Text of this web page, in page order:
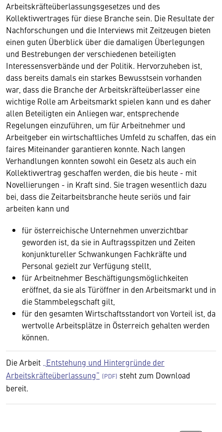
Arbeitskräfteüberlassungsgesetzes und des
Kollektivvertrages für diese Branche sein. Die Resultate der
Nachforschungen und die Interviews mit Zeitzeugen bieten
einen guten Überblick über die damaligen Überlegungen
und Bestrebungen der verschiedenen beteiligten
Interessensverbände und der Politik. Hervorzuheben ist,
dass bereits damals ein starkes Bewusstsein vorhanden
war, dass die Branche der Arbeitskräfteüberlasser eine
wichtige Rolle am Arbeitsmarkt spielen kann und es daher
allen Beteiligten ein Anliegen war, entsprechende
Regelungen einzuführen, um für Arbeitnehmer und
Arbeitgeber ein wirtschaftliches Umfeld zu schaffen, das ein
faires Miteinander garantieren konnte. Nach langen
Verhandlungen konnten sowohl ein Gesetz als auch ein
Kollektivvertrag geschaffen werden, die bis heute - mit
Novellierungen - in Kraft sind. Sie tragen wesentlich dazu
bei, dass die Zeitarbeitsbranche heute seriös und fair
arbeiten kann und
für österreichische Unternehmen unverzichtbar
geworden ist, da sie in Auftragsspitzen und Zeiten
konjunktureller Schwankungen Fachkräfte und
Personal gezielt zur Verfügung stellt,
für Arbeitnehmer Beschäftigungsmöglichkeiten
eröffnet, da sie als Türöffner in den Arbeitsmarkt und in
die Stammbelegschaft gilt,
für den gesamten Wirtschaftsstandort von Vorteil ist, da
wertvolle Arbeitsplätze in Österreich gehalten werden
können.
Die Arbeit „Entstehung und Hintergründe der
Arbeitskräfteüberlassung“
steht zum Download
bereit.